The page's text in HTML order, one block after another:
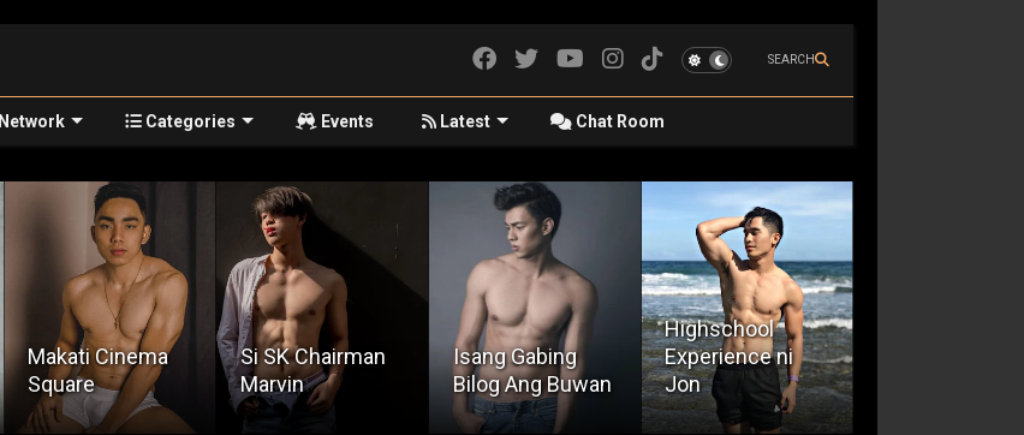
SEARCH
Network Categories Events Latest Chat Room
Si SK Chairman
Marvin
Isang Gabing
Bilog Ang Buwan
Highschool
Experience ni
Jon
Encounter With
A Taxi Driver